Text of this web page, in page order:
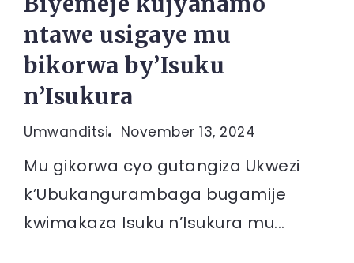
ntawe usigaye mu
bikorwa by’Isuku
n’Isukura
Umwanditsi November 13, 2024
Mu gikorwa cyo gutangiza Ukwezi
k’Ubukangurambaga bugamije
kwimakaza Isuku n’Isukura mu...